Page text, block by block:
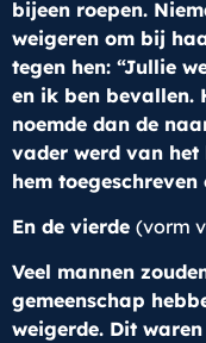
bijeen roepen.
weigeren om bij
tegen hen: “Jullie
en ik ben bevallen.
noemde dan de
vader werd van
hem
En de vierde (vorm
Veel mannen
gemeenschap
weigerde. Dit